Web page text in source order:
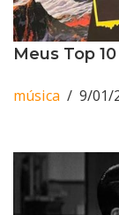
Meus Top
música 9/01/